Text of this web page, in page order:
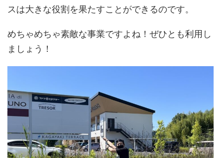
スは大きな役割を果たすことができるのです。
めちゃめちゃ素敵な事業ですよね！ぜひとも利用し
ましょう！